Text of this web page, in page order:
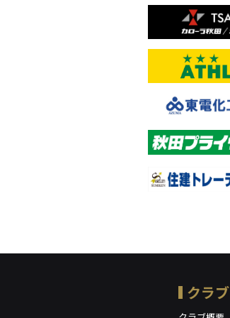
クラブ